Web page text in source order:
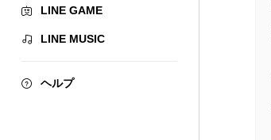
LINE GAME
LINE MUSIC
ヘルプ